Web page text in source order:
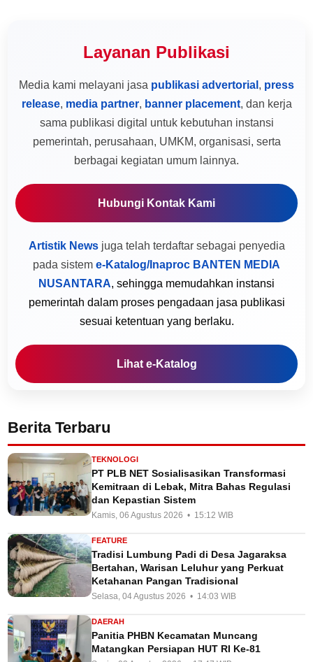
Layanan Publikasi
Media kami melayani jasa publikasi advertorial , press
release, media partner, banner placement, dan kerja
sama publikasi digital untuk kebutuhan instansi
pemerintah, perusahaan, UMKM, organisasi, serta
berbagai kegiatan umum lainnya.
Hubungi Kontak Kami
Artistik Newsjuga telah terdaftar sebagai penyedia
pada sistem e-Katalog/Inaproc BANTEN MEDIA
NUSANTARA, sehingga memudahkan instansi
pemerintah dalam proses pengadaan jasa publikasi
sesuai ketentuan yang berlaku.
Lihat e-Katalog
Berita Terbaru
TEKNOLOGI
PT PLB NET Sosialisasikan Transformasi
Kemitraan di Lebak, Mitra Bahas Regulasi
dan Kepastian Sistem
Kamis, 06 Agustus 2026 • 15:12 WIB
FEATURE
Tradisi Lumbung Padi di Desa Jagaraksa
Bertahan, Warisan Leluhur yang Perkuat
Ketahanan Pangan Tradisional
Selasa, 04 Agustus 2026 • 14:03 WIB
DAERAH
Panitia PHBN Kecamatan Muncang
Matangkan Persiapan HUT RI Ke-81